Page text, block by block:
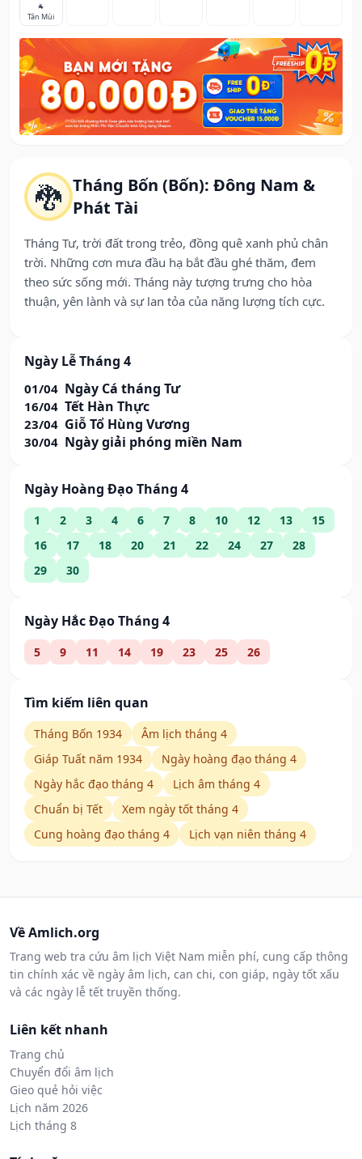
🐉 Tháng Bốn (Bốn): Đông Nam &
Phát Tài
Tháng Tư, trời đất trong trẻo, đồng quê xanh phủ chân
trời. Những cơn mưa đầu hạ bắt đầu ghé thăm, đem
theo sức sống mới. Tháng này tượng trưng cho hòa
thuận, yên lành và sự lan tỏa của năng lượng tích cực.
Ngày Lễ Tháng 4
01/04 Ngày Cá tháng Tư
16/04 Tết Hàn Thực
23/04 Giỗ Tổ Hùng Vương
30/04 Ngày giải phóng miền Nam
Ngày Hoàng Đạo Tháng 4
1 2 3 4 6 7 8 10 12 13
15
16
17 18 20 21 22 24 27
28
29
30
Ngày Hắc Đạo Tháng 4
5 9 11 14 19 23 25 26
Tìm kiếm liên quan
Tháng Bốn 1934
Âm lịch tháng 4
Giáp Tuất năm 1934
Ngày hoàng đạo tháng 4
Ngày hắc đạo tháng 4
Lịch âm tháng 4
Chuẩn bị Tết
Xem ngày tốt tháng 4
Cung hoàng đạo tháng 4
Lịch vạn niên tháng 4
🐐
Tân Mùi
Về Amlich.org
Trang web tra cứu âm lịch Việt Nam miễn phí, cung cấp thông
tin chính xác về ngày âm lịch, can chi, con giáp, ngày tốt xấu
và các ngày lễ tết truyền thống.
Liên kết nhanh
Trang chủ
Chuyển đổi âm lịch
Gieo quẻ hỏi việc
Lịch năm 2026
Lịch tháng 8